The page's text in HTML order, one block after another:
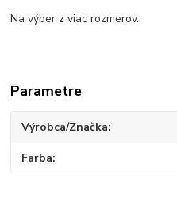
Na výber z viac rozmerov.
Parametre
Výrobca/Značka
Farba